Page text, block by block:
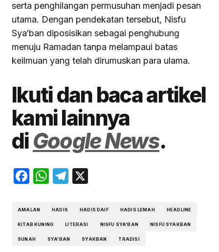
serta penghilangan permusuhan menjadi pesan
utama. Dengan pendekatan tersebut, Nisfu
Sya‘ban diposisikan sebagai penghubung
menuju Ramadan tanpa melampaui batas
keilmuan yang telah dirumuskan para ulama.
Ikuti dan baca artikel
kami lainnya
diGoogle News.
Facebook
WhatsApp
Telegram
AMALAN HADIS HADIS DAIF HADIS LEMAH HEADLINE
KITAB KUNING LITERASI NISFU SYA'BAN NISFU SYAKBAN
SUNAH SYA'BAN SYAKBAN TRADISI